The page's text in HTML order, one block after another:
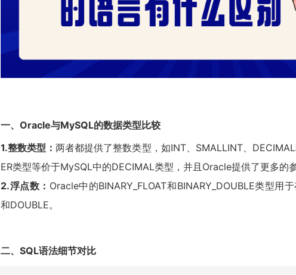
一、Oracle与MySQL的数据类型比较
1.整数类型：两者都提供了整数类型，如INT、SMALLINT、
ER类型等价于MySQL中的DECIMAL类型，并且Oracle提供了更多的
2.浮点数： Oracle中的BINARY_FLOAT和BINARY_DOUBLE类型用
和DOUBLE。
二、SQL语法细节对比